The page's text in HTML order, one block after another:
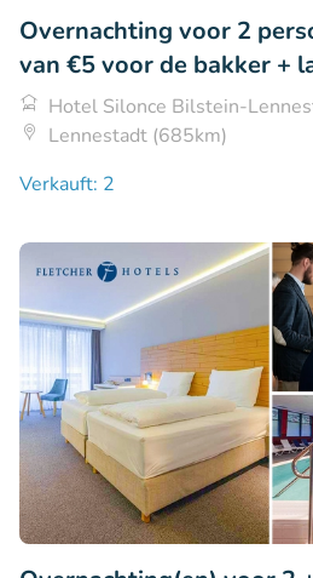
Overnachting voor 2
van €5 voor de bakker +
Hotel Silonce Bilstein-
Lennestadt (685km)
Verkauft: 2